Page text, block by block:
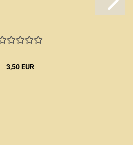
3,50 EUR